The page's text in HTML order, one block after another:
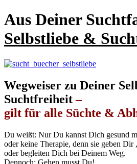
Aus Deiner
Selbstliebe &
Wegweiser zu Deiner
Suchtfreiheit–
gilt für alle Süchte &
Du weißt: Nur Du kannst Dich gesund
oder keine Therapie, denn sie geben Dir
oder begleiten Dich bei Deinem Weg.
Dennoch: Gehen musst Du!